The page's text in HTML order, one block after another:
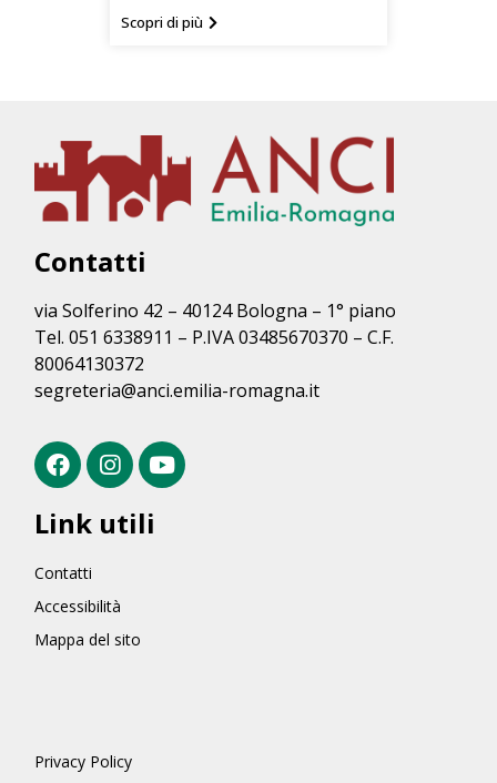
Scopri di più
Contatti
via Solferino 42 – 40124 Bologna – 1° piano
Tel. 051 6338911 – P.IVA 03485670370 – C.F.
80064130372
segreteria@anci.emilia-romagna.it
Link utili
Contatti
Accessibilità
Mappa del sito
Privacy Policy